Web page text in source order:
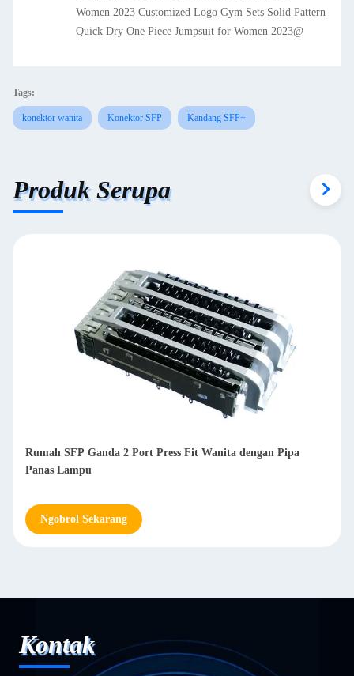
Women 2023 Customized Logo Gym Sets Solid Pattern
Quick Dry One Piece Jumpsuit for Women 2023@
Tags:
konektor wanita Konektor SFP Kandang SFP+
Produk Serupa
Konektor Kandang SFP Kinerja Tinggi 1 x 1 Port Tunggal
Desain Kaki 3D 3.05 mm
Ngobrol Sekarang
Kontak